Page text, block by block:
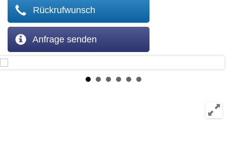
Rückrufwunsch
Anfrage senden